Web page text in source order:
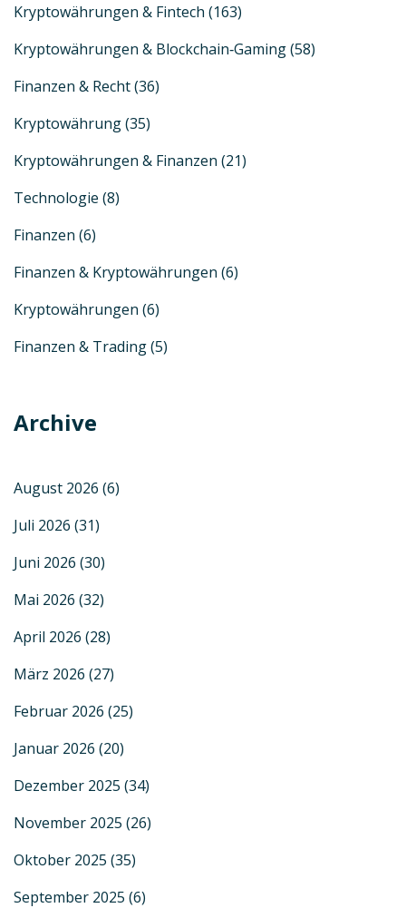
Kryptowährungen & Fintech (163)
Kryptowährungen & Blockchain‑Gaming(58)
Finanzen & Recht(36)
Kryptowährung(35)
Kryptowährungen & Finanzen (21)
Technologie (8)
Finanzen (6)
Finanzen & Kryptowährungen (6)
Kryptowährungen (6)
Finanzen & Trading(5)
Archive
August 2026 (6)
Juli 2026 (31)
Juni 2026 (30)
Mai 2026 (32)
April 2026 (28)
März 2026 (27)
Februar 2026 (25)
Januar 2026 (20)
Dezember 2025 (34)
November 2025 (26)
Oktober 2025 (35)
September 2025 (6)